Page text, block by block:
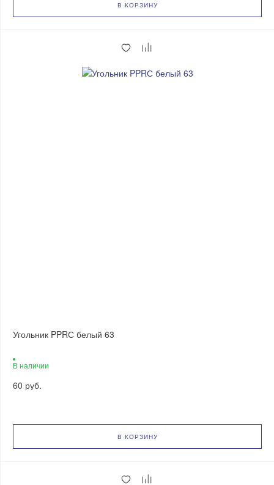
В КОРЗИНУ
Угольник PPRС белый 63
В наличии
60 руб.
В КОРЗИНУ